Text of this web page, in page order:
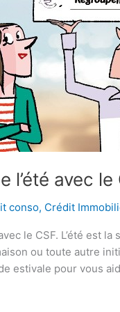
l’été avec le
conso, Crédit
le CSF. L’été est
ou toute autre
estivale pour vous